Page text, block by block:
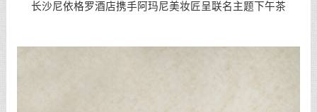
长沙尼依格罗酒店携手阿玛尼美妆匠呈联名主题下午茶